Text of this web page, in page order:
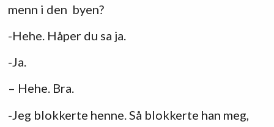
menn i den byen?
-Hehe. Håper du sa ja.
-Ja.
– Hehe. Bra.
-Jeg blokkerte henne. Så blokkerte han meg,